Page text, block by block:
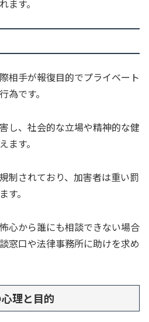
ます。
相手が報復目的でプライベート
為です。
し、社会的な立場や精神的な健
ます。
制されており、加害者は重い罰
す。
心から誰にも相談できない場合
窓口や法律事務所に助けを求め
理と目的